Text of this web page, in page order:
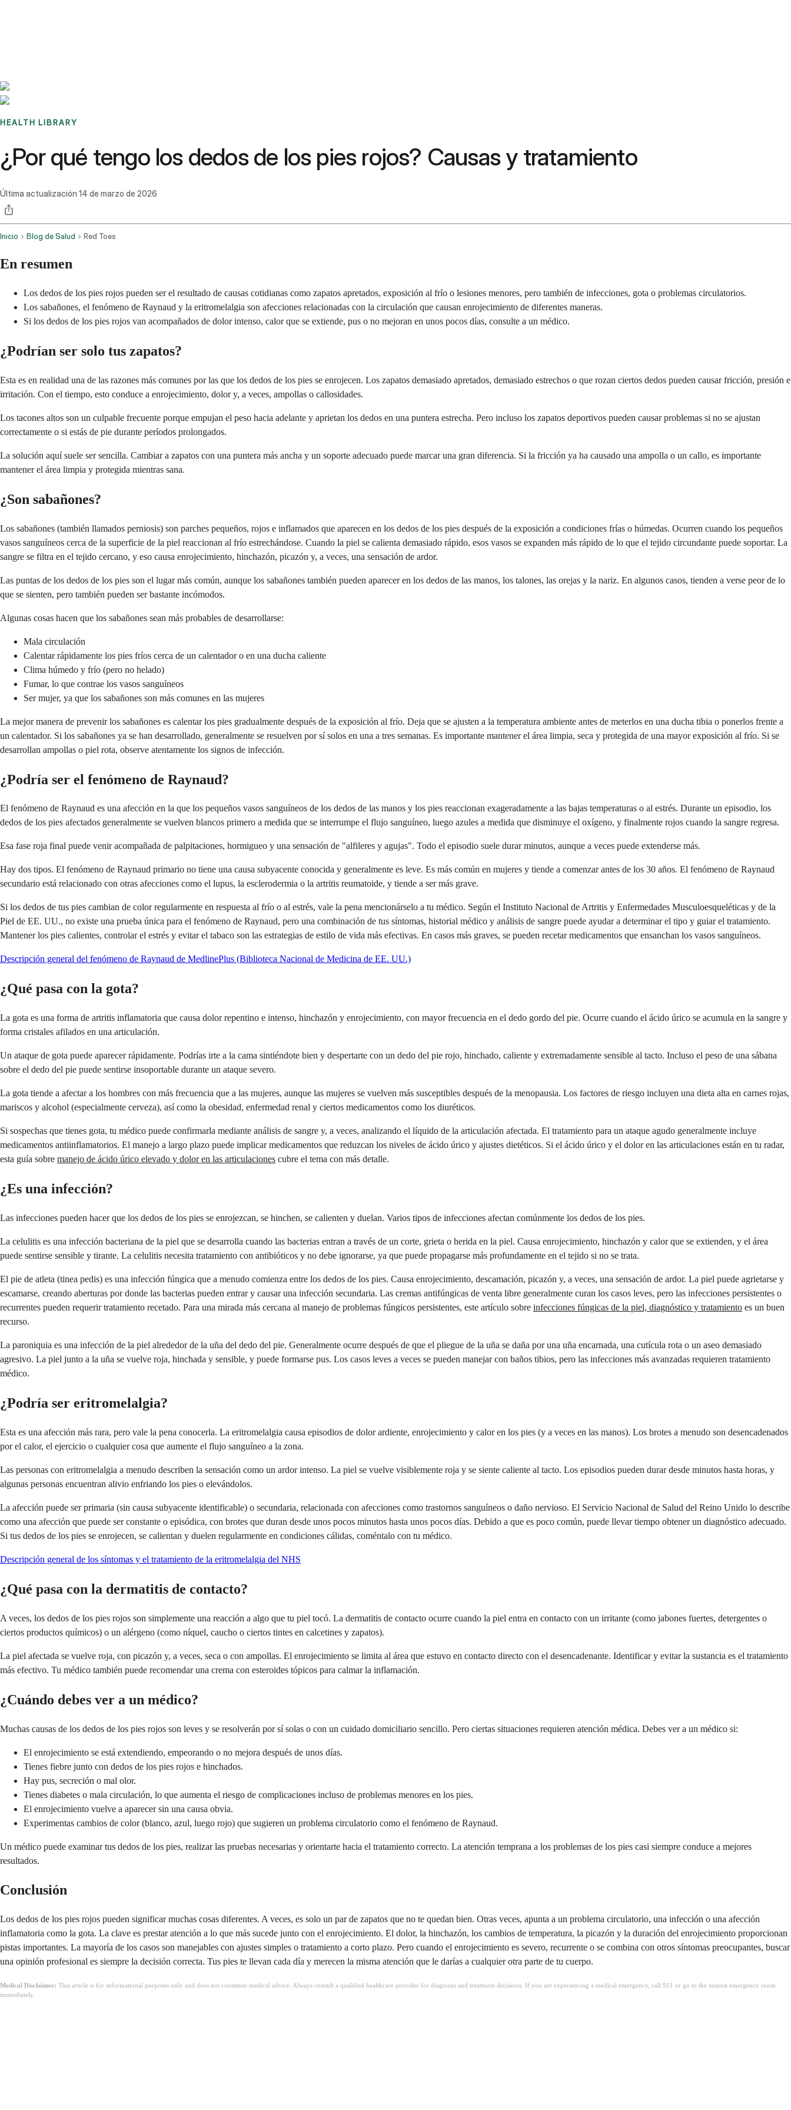
HEALTH LIBRARY
¿Por qué tengo los dedos de los pies rojos? Causas y tratamiento
Última actualización 14 de marzo de 2026
Inicio Blog de Salud Red Toes
En resumen
Los dedos de los pies rojos pueden ser el resultado de causas cotidianas como zapatos apretados, exposición al frío o lesiones menores, pero también de infecciones, gota o problemas circulatorios.
Los sabañones, el fenómeno de Raynaud y la eritromelalgia son afecciones relacionadas con la circulación que causan enrojecimiento de diferentes maneras.
Si los dedos de los pies rojos van acompañados de dolor intenso, calor que se extiende, pus o no mejoran en unos pocos días, consulte a un médico.
¿Podrían ser solo tus zapatos?
Esta es en realidad una de las razones más comunes por las que los dedos de los pies se enrojecen. Los zapatos demasiado apretados, demasiado estrechos o que rozan ciertos dedos pueden causar fricción, presión e
irritación. Con el tiempo, esto conduce a enrojecimiento, dolor y, a veces, ampollas o callosidades.
Los tacones altos son un culpable frecuente porque empujan el peso hacia adelante y aprietan los dedos en una puntera estrecha. Pero incluso los zapatos deportivos pueden causar problemas si no se ajustan
correctamente o si estás de pie durante períodos prolongados.
La solución aquí suele ser sencilla. Cambiar a zapatos con una puntera más ancha y un soporte adecuado puede marcar una gran diferencia. Si la fricción ya ha causado una ampolla o un callo, es importante
mantener el área limpia y protegida mientras sana.
¿Son sabañones?
Los sabañones (también llamados perniosis) son parches pequeños, rojos e inflamados que aparecen en los dedos de los pies después de la exposición a condiciones frías o húmedas. Ocurren cuando los pequeños
vasos sanguíneos cerca de la superficie de la piel reaccionan al frío estrechándose. Cuando la piel se calienta demasiado rápido, esos vasos se expanden más rápido de lo que el tejido circundante puede soportar. La
sangre se filtra en el tejido cercano, y eso causa enrojecimiento, hinchazón, picazón y, a veces, una sensación de ardor.
Las puntas de los dedos de los pies son el lugar más común, aunque los sabañones también pueden aparecer en los dedos de las manos, los talones, las orejas y la nariz. En algunos casos, tienden a verse peor de lo
que se sienten, pero también pueden ser bastante incómodos.
Algunas cosas hacen que los sabañones sean más probables de desarrollarse:
Mala circulación
Calentar rápidamente los pies fríos cerca de un calentador o en una ducha caliente
Clima húmedo y frío (pero no helado)
Fumar, lo que contrae los vasos sanguíneos
Ser mujer, ya que los sabañones son más comunes en las mujeres
La mejor manera de prevenir los sabañones es calentar los pies gradualmente después de la exposición al frío. Deja que se ajusten a la temperatura ambiente antes de meterlos en una ducha tibia o ponerlos frente a
un calentador. Si los sabañones ya se han desarrollado, generalmente se resuelven por sí solos en una a tres semanas. Es importante mantener el área limpia, seca y protegida de una mayor exposición al frío. Si se
desarrollan ampollas o piel rota, observe atentamente los signos de infección.
¿Podría ser el fenómeno de Raynaud?
El fenómeno de Raynaud es una afección en la que los pequeños vasos sanguíneos de los dedos de las manos y los pies reaccionan exageradamente a las bajas temperaturas o al estrés. Durante un episodio, los
dedos de los pies afectados generalmente se vuelven blancos primero a medida que se interrumpe el flujo sanguíneo, luego azules a medida que disminuye el oxígeno, y finalmente rojos cuando la sangre regresa.
Esa fase roja final puede venir acompañada de palpitaciones, hormigueo y una sensación de "alfileres y agujas". Todo el episodio suele durar minutos, aunque a veces puede extenderse más.
Hay dos tipos. El fenómeno de Raynaud primario no tiene una causa subyacente conocida y generalmente es leve. Es más común en mujeres y tiende a comenzar antes de los 30 años. El fenómeno de Raynaud
secundario está relacionado con otras afecciones como el lupus, la esclerodermia o la artritis reumatoide, y tiende a ser más grave.
Si los dedos de tus pies cambian de color regularmente en respuesta al frío o al estrés, vale la pena mencionárselo a tu médico. Según el Instituto Nacional de Artritis y Enfermedades Musculoesqueléticas y de la
Piel de EE. UU., no existe una prueba única para el fenómeno de Raynaud, pero una combinación de tus síntomas, historial médico y análisis de sangre puede ayudar a determinar el tipo y guiar el tratamiento.
Mantener los pies calientes, controlar el estrés y evitar el tabaco son las estrategias de estilo de vida más efectivas. En casos más graves, se pueden recetar medicamentos que ensanchan los vasos sanguíneos.
Descripción general del fenómeno de Raynaud de MedlinePlus (Biblioteca Nacional de Medicina de EE. UU.)
¿Qué pasa con la gota?
La gota es una forma de artritis inflamatoria que causa dolor repentino e intenso, hinchazón y enrojecimiento, con mayor frecuencia en el dedo gordo del pie. Ocurre cuando el ácido úrico se acumula en la sangre y
forma cristales afilados en una articulación.
Un ataque de gota puede aparecer rápidamente. Podrías irte a la cama sintiéndote bien y despertarte con un dedo del pie rojo, hinchado, caliente y extremadamente sensible al tacto. Incluso el peso de una sábana
sobre el dedo del pie puede sentirse insoportable durante un ataque severo.
La gota tiende a afectar a los hombres con más frecuencia que a las mujeres, aunque las mujeres se vuelven más susceptibles después de la menopausia. Los factores de riesgo incluyen una dieta alta en carnes rojas,
mariscos y alcohol (especialmente cerveza), así como la obesidad, enfermedad renal y ciertos medicamentos como los diuréticos.
Si sospechas que tienes gota, tu médico puede confirmarla mediante análisis de sangre y, a veces, analizando el líquido de la articulación afectada. El tratamiento para un ataque agudo generalmente incluye
medicamentos antiinflamatorios. El manejo a largo plazo puede implicar medicamentos que reduzcan los niveles de ácido úrico y ajustes dietéticos. Si el ácido úrico y el dolor en las articulaciones están en tu radar,
esta guía sobre manejo de ácido úrico elevado y dolor en las articulaciones cubre el tema con más detalle.
¿Es una infección?
Las infecciones pueden hacer que los dedos de los pies se enrojezcan, se hinchen, se calienten y duelan. Varios tipos de infecciones afectan comúnmente los dedos de los pies.
La celulitis es una infección bacteriana de la piel que se desarrolla cuando las bacterias entran a través de un corte, grieta o herida en la piel. Causa enrojecimiento, hinchazón y calor que se extienden, y el área
puede sentirse sensible y tirante. La celulitis necesita tratamiento con antibióticos y no debe ignorarse, ya que puede propagarse más profundamente en el tejido si no se trata.
El pie de atleta (tinea pedis) es una infección fúngica que a menudo comienza entre los dedos de los pies. Causa enrojecimiento, descamación, picazón y, a veces, una sensación de ardor. La piel puede agrietarse y
escamarse, creando aberturas por donde las bacterias pueden entrar y causar una infección secundaria. Las cremas antifúngicas de venta libre generalmente curan los casos leves, pero las infecciones persistentes o
recurrentes pueden requerir tratamiento recetado. Para una mirada más cercana al manejo de problemas fúngicos persistentes, este artículo sobre infecciones fúngicas de la piel, diagnóstico y tratamiento es un buen
recurso.
La paroniquia es una infección de la piel alrededor de la uña del dedo del pie. Generalmente ocurre después de que el pliegue de la uña se daña por una uña encarnada, una cutícula rota o un aseo demasiado
agresivo. La piel junto a la uña se vuelve roja, hinchada y sensible, y puede formarse pus. Los casos leves a veces se pueden manejar con baños tibios, pero las infecciones más avanzadas requieren tratamiento
médico.
¿Podría ser eritromelalgia?
Esta es una afección más rara, pero vale la pena conocerla. La eritromelalgia causa episodios de dolor ardiente, enrojecimiento y calor en los pies (y a veces en las manos). Los brotes a menudo son desencadenados
por el calor, el ejercicio o cualquier cosa que aumente el flujo sanguíneo a la zona.
Las personas con eritromelalgia a menudo describen la sensación como un ardor intenso. La piel se vuelve visiblemente roja y se siente caliente al tacto. Los episodios pueden durar desde minutos hasta horas, y
algunas personas encuentran alivio enfriando los pies o elevándolos.
La afección puede ser primaria (sin causa subyacente identificable) o secundaria, relacionada con afecciones como trastornos sanguíneos o daño nervioso. El Servicio Nacional de Salud del Reino Unido lo describe
como una afección que puede ser constante o episódica, con brotes que duran desde unos pocos minutos hasta unos pocos días. Debido a que es poco común, puede llevar tiempo obtener un diagnóstico adecuado.
Si tus dedos de los pies se enrojecen, se calientan y duelen regularmente en condiciones cálidas, coméntalo con tu médico.
Descripción general de los síntomas y el tratamiento de la eritromelalgia del NHS
¿Qué pasa con la dermatitis de contacto?
A veces, los dedos de los pies rojos son simplemente una reacción a algo que tu piel tocó. La dermatitis de contacto ocurre cuando la piel entra en contacto con un irritante (como jabones fuertes, detergentes o
ciertos productos químicos) o un alérgeno (como níquel, caucho o ciertos tintes en calcetines y zapatos).
La piel afectada se vuelve roja, con picazón y, a veces, seca o con ampollas. El enrojecimiento se limita al área que estuvo en contacto directo con el desencadenante. Identificar y evitar la sustancia es el tratamiento
más efectivo. Tu médico también puede recomendar una crema con esteroides tópicos para calmar la inflamación.
¿Cuándo debes ver a un médico?
Muchas causas de los dedos de los pies rojos son leves y se resolverán por sí solas o con un cuidado domiciliario sencillo. Pero ciertas situaciones requieren atención médica. Debes ver a un médico si:
El enrojecimiento se está extendiendo, empeorando o no mejora después de unos días.
Tienes fiebre junto con dedos de los pies rojos e hinchados.
Hay pus, secreción o mal olor.
Tienes diabetes o mala circulación, lo que aumenta el riesgo de complicaciones incluso de problemas menores en los pies.
El enrojecimiento vuelve a aparecer sin una causa obvia.
Experimentas cambios de color (blanco, azul, luego rojo) que sugieren un problema circulatorio como el fenómeno de Raynaud.
Un médico puede examinar tus dedos de los pies, realizar las pruebas necesarias y orientarte hacia el tratamiento correcto. La atención temprana a los problemas de los pies casi siempre conduce a mejores
resultados.
Conclusión
Los dedos de los pies rojos pueden significar muchas cosas diferentes. A veces, es solo un par de zapatos que no te quedan bien. Otras veces, apunta a un problema circulatorio, una infección o una afección
inflamatoria como la gota. La clave es prestar atención a lo que más sucede junto con el enrojecimiento. El dolor, la hinchazón, los cambios de temperatura, la picazón y la duración del enrojecimiento proporcionan
pistas importantes. La mayoría de los casos son manejables con ajustes simples o tratamiento a corto plazo. Pero cuando el enrojecimiento es severo, recurrente o se combina con otros síntomas preocupantes, buscar
una opinión profesional es siempre la decisión correcta. Tus pies te llevan cada día y merecen la misma atención que le darías a cualquier otra parte de tu cuerpo.
Medical Disclaimer: This article is for informational purposes only and does not constitute medical advice. Always consult a qualified healthcare provider for diagnosis and treatment decisions. If you are experiencing a medical emergency, call 911 or go to the nearest emergency room
immediately.